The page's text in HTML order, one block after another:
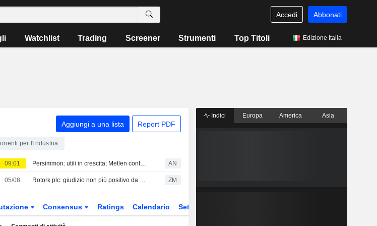
Accedi Abbonati
Watchlist Trading Screener Strumenti Top Titoli Edizione Italia
Aggiungi a una lista Report PDF
per l'industria
09:01 Persimmon: utili in crescita; Metlen conferma i target AN
05/08 Rotork plc: giudizio non più positivo da RBC Capital Markets ZM
Consensus Ratings Calendario Settore
Indici Europa America Asia